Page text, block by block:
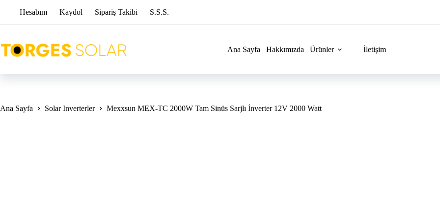
Hesabım Kaydol Sipariş Takibi S.S.S.
Ana Sayfa Hakkımızda Ürünler İletişim
Ana Sayfa Solar Inverterler Mexxsun MEX-TC 2000W Tam Sinüs Sarjlı İnverter 12V 2000 Watt